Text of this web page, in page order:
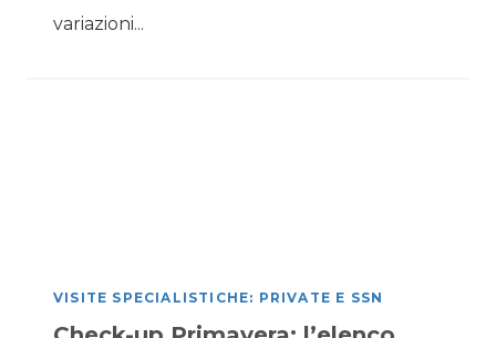
variazioni...
VISITE SPECIALISTICHE: PRIVATE E SSN